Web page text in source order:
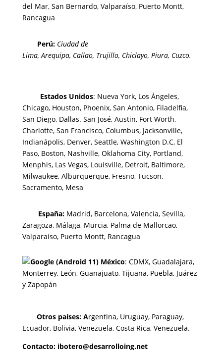
del Mar, San Bernardo, Valparaíso, Puerto Montt,
Rancagua
Perú: Ciudad de
Lima,Arequipa, Callao, Trujillo, Chiclayo, Piura, Cuzco.
Estados Unidos: Nueva York, Los Ángeles,
Chicago, Houston, Phoenix, San Antonio, Filadelfia,
San Diego, Dallas. San José, Austin, Fort Worth,
Charlotte, San Francisco, Columbus, Jacksonville,
Indianápolis, Denver, Seattle, Washington D.C, El
Paso, Boston, Nashville, Oklahoma City, Portland,
Menphis, Las Vegas, Louisville, Detroit, Baltimore,
Milwaukee, Alburquerque, Fresno, Tucson,
Sacramento, Mesa
España: Madrid, Barcelona, Valencia, Sevilla,
Zaragoza, Málaga, Murcia, Palma de Mallorcao,
Valparaíso, Puerto Montt, Rancagua
México: CDMX, Guadalajara,
Monterrey, León, Guanajuato, Tijuana, Puebla, Juárez
y Zapopán
Otros países: Argentina, Uruguay, Paraguay,
Ecuador, Bolivia, Venezuela, Costa Rica, Venezuela.
Contacto: ibotero@desarrolloing.net